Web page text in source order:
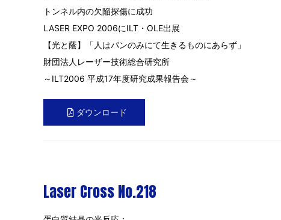
トンネル内の欠陥探傷に成功
LASER EXPO 2006にILT・OLE出展
【光と蔭】「人はパンのみにて生きるものにあらず」
財団法人レーザー技術総合研究所
～ILT2006 平成17年度研究成果報告会～
ダウンロード
Laser Cross No.218